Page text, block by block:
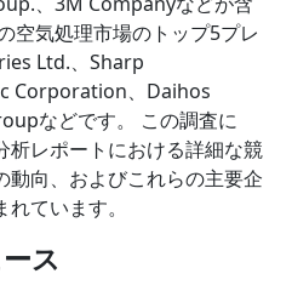
空気処理市場のトップ5プレ
Ltd.、Sharp
Corporation、Daihos
などです。 この調査に
析レポートにおける詳細な競
動向、およびこれらの主要企
ています。
ス